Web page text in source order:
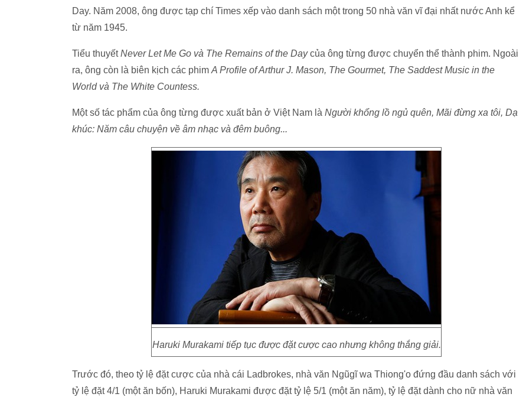
Day. Năm 2008, ông được tạp chí Times xếp vào danh sách một trong 50 nhà văn vĩ đại nhất nước Anh kể
từ năm 1945.
Tiểu thuyếtNever Let Me Go và The Remains of the Daycủa ông từng được chuyển thể thành phim. Ngoài
ra, ông còn là biên kịch các phim A Profile of Arthur J. Mason, The Gourmet, The Saddest Music in the
World và The White Countess.
Một số tác phẩm của ông từng được xuất bản ở Việt Nam là Người khổng lồ ngủ quên, Mãi đừng xa tôi, Dạ
khúc: Năm câu chuyện về âm nhạc và đêm buông...
Haruki Murakami tiếp tục được đặt cược cao nhưng không thắng giải.
Trước đó, theo tỷ lệ đặt cược của nhà cái Ladbrokes, nhà văn Ngũgĩ wa Thiong'o đứng đầu danh sách với
tỷ lệ đặt 4/1 (một ăn bốn), Haruki Murakami được đặt tỷ lệ 5/1 (một ăn năm), tỷ lệ đặt dành cho nữ nhà văn